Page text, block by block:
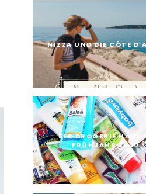
NIZZA UND DIE CÔTE
51€ DROGERIE HAUL
FRÜHJAHR 2020